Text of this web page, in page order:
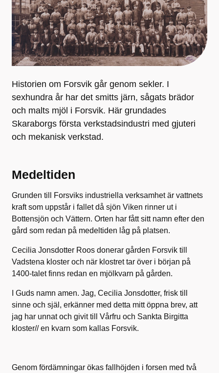
Historien om Forsvik går genom sekler. I
sexhundra år har det smitts järn, sågats brädor
och malts mjöl i Forsvik. Här grundades
Skaraborgs första verkstadsindustri med gjuteri
och mekanisk verkstad.
Medeltiden
Grunden till Forsviks industriella verksamhet är vattnets
kraft som uppstår i fallet då sjön Viken rinner ut i
Bottensjön och Vättern. Orten har fått sitt namn efter den
gård som redan på medeltiden låg på platsen.
Cecilia Jonsdotter Roos donerar gården Forsvik till
Vadstena kloster och när klostret tar över i början på
1400-talet finns redan en mjölkvarn på gården.
I Guds namn amen. Jag, Cecilia Jonsdotter, frisk till
sinne och själ, erkänner med detta mitt öppna brev, att
jag har unnat och givit till Vårfru och Sankta Birgitta
kloster// en kvarn som kallas Forsvik.
Genom fördämningar ökas fallhöjden i forsen med två